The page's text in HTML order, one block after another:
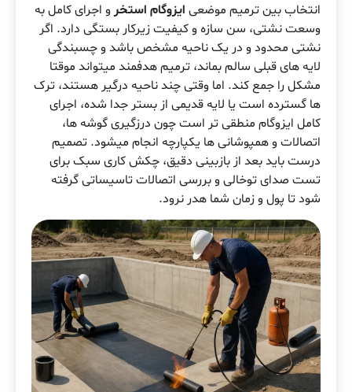
انتخاب بین ترمیم موضعی ایزوگام استخر و اجرای کامل به
وسعت نشتی، سن سازه و کیفیت زیرکار بستگی دارد. اگر
نشتی محدود و در یک ناحیه مشخص باشد و چسبندگی
لایه های قبلی سالم بماند، ترمیم هدفمند میتواند موقتا
مشکل را جمع کند. اما وقتی چند ناحیه درگیر هستند، ترک
ها گسترده است یا لایه قدیمی از بستر جدا شده، اجرای
کامل ایزوگام منطقی تر است چون درزگیری گوشه ها،
اتصالات و همپوشانی ها یکپارچه انجام میشود. تصمیم
درست باید بعد از بازبینی دقیق، چکش کاری سبک برای
تست صدای توخالی و بررسی اتصالات تاسیساتی گرفته
شود تا پول و زمان شما هدر نرود.